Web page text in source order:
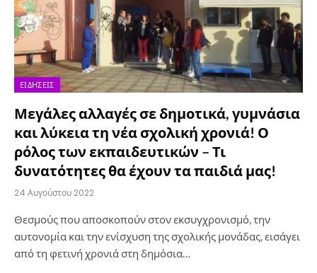
ΕΙΔΉΣΕΙΣ
Μεγάλες αλλαγές σε δημοτικά, γυμνάσια
και λύκεια τη νέα σχολική χρονιά! Ο
ρόλος των εκπαιδευτικών – Τι
δυνατότητες θα έχουν τα παιδιά μας!
24 Αυγούστου 2022
Θεσμούς που αποσκοπούν στον εκσυγχρονισμό, την
αυτονομία και την ενίσχυση της σχολικής μονάδας, εισάγει
από τη φετινή χρονιά στη δημόσια…